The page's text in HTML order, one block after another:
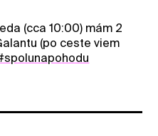
(cca 10:00) mám 2
(po ceste viem